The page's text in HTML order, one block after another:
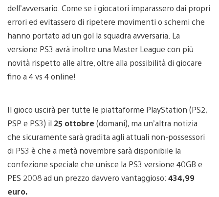
dell’avversario. Come se i giocatori imparassero dai propri
errori ed evitassero di ripetere movimenti o schemi che
hanno portato ad un gol la squadra avversaria. La
versione PS3 avrà inoltre una Master League con più
novità rispetto alle altre, oltre alla possibilità di giocare
fino a 4 vs 4 online!
Il gioco uscirà per tutte le piattaforme PlayStation (PS2,
PSP e PS3) il 25 ottobre(domani), ma un’altra notizia
che sicuramente sarà gradita agli attuali non-possessori
di PS3 è che a metà novembre sarà disponibile la
confezione speciale che unisce la PS3 versione 40GB e
PES 2008 ad un prezzo davvero vantaggioso: 434,99
euro.